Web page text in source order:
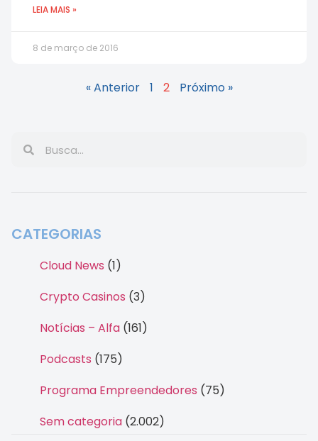
LEIA MAIS »
8 de março de 2016
« Anterior 1 2 Próximo »
CATEGORIAS
Cloud News (1)
Crypto Casinos (3)
Notícias – Alfa (161)
Podcasts (175)
Programa Empreendedores (75)
Sem categoria (2.002)